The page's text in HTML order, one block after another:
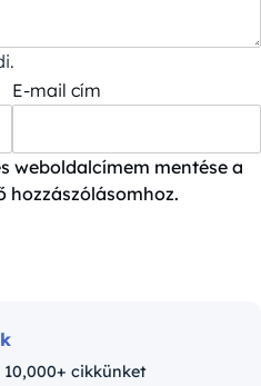
E-mail cím
weboldalcímem mentése a
hozzászólásomhoz.
cikkünket